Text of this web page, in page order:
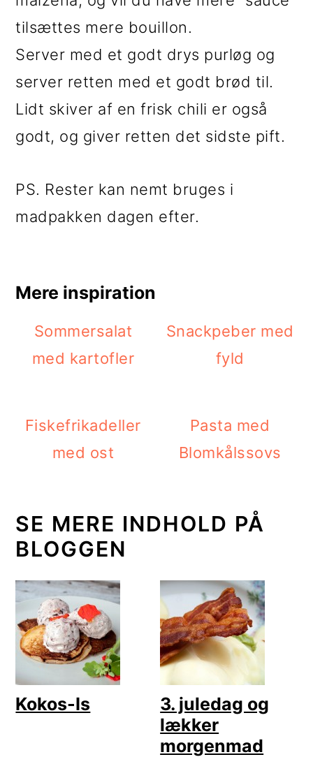
tilsættes mere bouillon.
Server med et godt drys purløg og
server retten med et godt brød til.
Lidt skiver af en frisk chili er også
godt, og giver retten det sidste pift.
PS. Rester kan nemt bruges i
madpakken dagen efter.
Mere inspiration
Sommersalat
med kartofler
Snackpeber med
fyld
Fiskefrikadeller
med ost
Pasta med
Blomkålssovs
SE MERE INDHOLD PÅ
BLOGGEN
Kokos-Is
3. juledag og
lækker
morgenmad